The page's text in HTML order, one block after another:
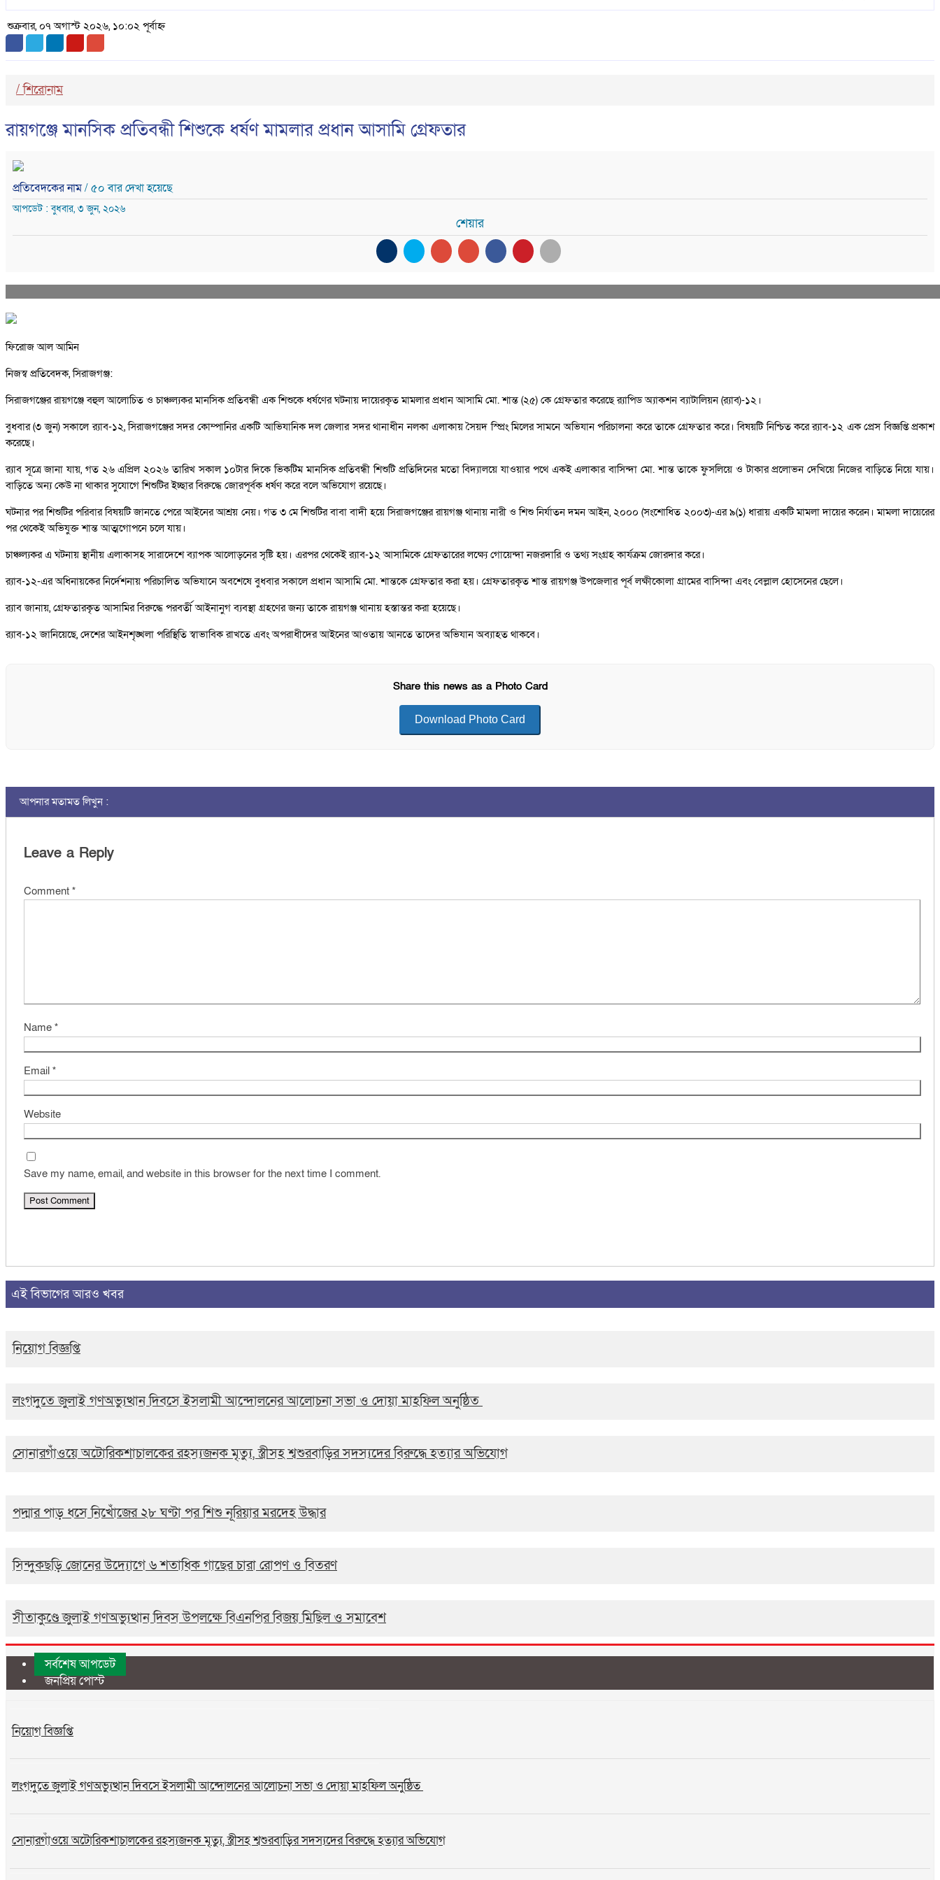
শুক্রবার, ০৭ অগাস্ট ২০২৬, ১০:০২ পূর্বাহ্ন
/শিরোনাম
রায়গঞ্জে মানসিক প্রতিবন্ধী শিশুকে ধর্ষণ মামলার প্রধান আসামি গ্রেফতার
প্রতিবেদকের নাম/ ৫০ বার দেখা হয়েছে
আপডেট : বুধবার, ৩ জুন, ২০২৬
শেয়ার
ফিরোজ আল আমিন
নিজস্ব প্রতিবেদক, সিরাজগঞ্জ:
সিরাজগঞ্জের রায়গঞ্জে বহুল আলোচিত ও চাঞ্চল্যকর মানসিক প্রতিবন্ধী এক শিশুকে ধর্ষণের ঘটনায় দায়েরকৃত মামলার প্রধান আসামি মো. শান্ত (২৫) কে গ্রেফতার করেছে র‌্যাপিড অ্যাকশন ব্যাটালিয়ন (র‌্যাব)-১২।
বুধবার (৩ জুন) সকালে র‌্যাব-১২, সিরাজগঞ্জের সদর কোম্পানির একটি আভিযানিক দল জেলার সদর থানাধীন নলকা এলাকায় সৈয়দ স্প্রিং মিলের সামনে অভিযান পরিচালনা করে তাকে গ্রেফতার করে। বিষয়টি নিশ্চিত করে র‌্যাব-১২ এক প্রেস বিজ্ঞপ্তি প্রকাশ
করেছে।
র‌্যাব সূত্রে জানা যায়, গত ২৬ এপ্রিল ২০২৬ তারিখ সকাল ১০টার দিকে ভিকটিম মানসিক প্রতিবন্ধী শিশুটি প্রতিদিনের মতো বিদ্যালয়ে যাওয়ার পথে একই এলাকার বাসিন্দা মো. শান্ত তাকে ফুসলিয়ে ও টাকার প্রলোভন দেখিয়ে নিজের বাড়িতে নিয়ে যায়।
বাড়িতে অন্য কেউ না থাকার সুযোগে শিশুটির ইচ্ছার বিরুদ্ধে জোরপূর্বক ধর্ষণ করে বলে অভিযোগ রয়েছে।
ঘটনার পর শিশুটির পরিবার বিষয়টি জানতে পেরে আইনের আশ্রয় নেয়। গত ৩ মে শিশুটির বাবা বাদী হয়ে সিরাজগঞ্জের রায়গঞ্জ থানায় নারী ও শিশু নির্যাতন দমন আইন, ২০০০ (সংশোধিত ২০০৩)-এর ৯(১) ধারায় একটি মামলা দায়ের করেন। মামলা দায়েরের
পর থেকেই অভিযুক্ত শান্ত আত্মগোপনে চলে যায়।
চাঞ্চল্যকর এ ঘটনায় স্থানীয় এলাকাসহ সারাদেশে ব্যাপক আলোড়নের সৃষ্টি হয়। এরপর থেকেই র‌্যাব-১২ আসামিকে গ্রেফতারের লক্ষ্যে গোয়েন্দা নজরদারি ও তথ্য সংগ্রহ কার্যক্রম জোরদার করে।
র‌্যাব-১২-এর অধিনায়কের নির্দেশনায় পরিচালিত অভিযানে অবশেষে বুধবার সকালে প্রধান আসামি মো. শান্তকে গ্রেফতার করা হয়। গ্রেফতারকৃত শান্ত রায়গঞ্জ উপজেলার পূর্ব লক্ষীকোলা গ্রামের বাসিন্দা এবং বেল্লাল হোসেনের ছেলে।
র‌্যাব জানায়, গ্রেফতারকৃত আসামির বিরুদ্ধে পরবর্তী আইনানুগ ব্যবস্থা গ্রহণের জন্য তাকে রায়গঞ্জ থানায় হস্তান্তর করা হয়েছে।
র‌্যাব-১২ জানিয়েছে, দেশের আইনশৃঙ্খলা পরিস্থিতি স্বাভাবিক রাখতে এবং অপরাধীদের আইনের আওতায় আনতে তাদের অভিযান অব্যাহত থাকবে।
Share this news as a Photo Card
Download Photo Card
আপনার মতামত লিখুন :
Leave a Reply
Comment *
Name *
Email *
Website
Save my name, email, and website in this browser for the next time I comment.
এই বিভাগের আরও খবর
নিয়োগ বিজ্ঞপ্তি
লংগদুতে জুলাই গণঅভ্যুত্থান দিবসে ইসলামী আন্দোলনের আলোচনা সভা ও দোয়া মাহফিল অনুষ্ঠিত
সোনারগাঁওয়ে অটোরিকশাচালকের রহস্যজনক মৃত্যু, স্ত্রীসহ শ্বশুরবাড়ির সদস্যদের বিরুদ্ধে হত্যার অভিযোগ
পদ্মার পাড় ধসে নিখোঁজের ২৮ ঘণ্টা পর শিশু নূরিয়ার মরদেহ উদ্ধার
সিন্দুকছড়ি জোনের উদ্যোগে ৬ শতাধিক গাছের চারা রোপণ ও বিতরণ
সীতাকুণ্ডে জুলাই গণঅভ্যুত্থান দিবস উপলক্ষে বিএনপির বিজয় মিছিল ও সমাবেশ
সর্বশেষ আপডেট
জনপ্রিয় পোস্ট
নিয়োগ বিজ্ঞপ্তি
লংগদুতে জুলাই গণঅভ্যুত্থান দিবসে ইসলামী আন্দোলনের আলোচনা সভা ও দোয়া মাহফিল অনুষ্ঠিত
সোনারগাঁওয়ে অটোরিকশাচালকের রহস্যজনক মৃত্যু, স্ত্রীসহ শ্বশুরবাড়ির সদস্যদের বিরুদ্ধে হত্যার অভিযোগ